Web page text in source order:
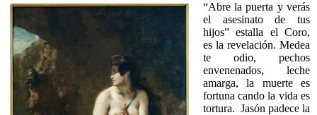
“Abre la puerta y verás
el asesinato de tus
hijos” estalla el Coro,
es la revelación. Medea
te odio, pechos
envenenados, leche
amarga, la muerte es
fortuna cando la vida es
tortura. Jasón padece la